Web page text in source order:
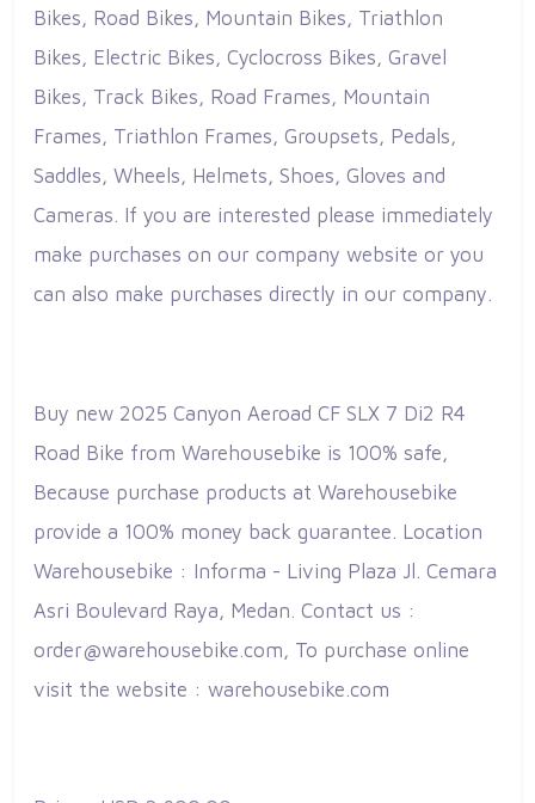
Bikes, Road Bikes, Mountain Bikes, Triathlon
Bikes, Electric Bikes, Cyclocross Bikes, Gravel
Bikes, Track Bikes, Road Frames, Mountain
Frames, Triathlon Frames, Groupsets, Pedals,
Saddles, Wheels, Helmets, Shoes, Gloves and
Cameras. If you are interested please immediately
make purchases on our company website or you
can also make purchases directly in our company.
Buy new 2025 Canyon Aeroad CF SLX 7 Di2 R4
Road Bike from Warehousebike is 100% safe,
Because purchase products at Warehousebike
provide a 100% money back guarantee. Location
Warehousebike : Informa - Living Plaza Jl. Cemara
Asri Boulevard Raya, Medan. Contact us :
order@warehousebike.com, To purchase online
visit the website : warehousebike.com